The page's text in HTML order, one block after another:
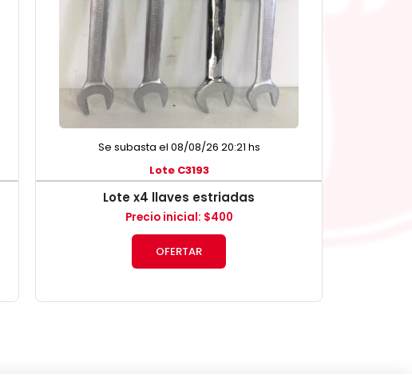
Se subasta el 08/08/26 20:21 hs
Lote C3193
Lote x4 llaves estriadas
Precio inicial: $400
OFERTAR